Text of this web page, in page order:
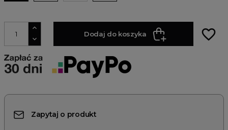
Dodaj do koszyka favorite_border
Zapytaj o produkt